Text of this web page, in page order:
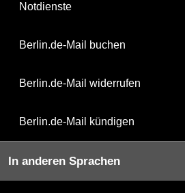
Notdienste
Berlin.de-Mail buchen
Berlin.de-Mail widerrufen
Berlin.de-Mail kündigen
In anderen Sprachen